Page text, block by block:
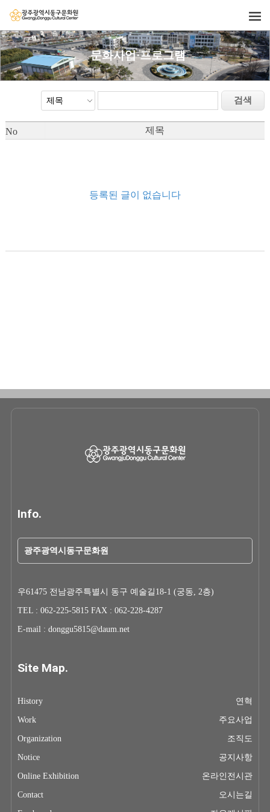
문화사업·프로그램
No 제목
등록된 글이 없습니다
Info.
광주광역시동구문화원
우61475 전남광주특별시 동구 예술길18-1 (궁동, 2층)
TEL : 062-225-5815 FAX : 062-228-4287
E-mail : donggu5815@daum.net
Site Map.
History
연혁
Work
주요사업
Organization
조직도
Notice
공지사항
Online Exhibition
온라인전시관
Contact
오시는길